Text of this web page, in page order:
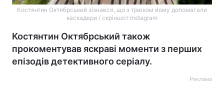
Костянтин Октябрський зізнався, що з трюком йому допомагали
каскадери / скріншот Instagram
Костянтин Октябрський також
прокоментував яскраві моменти з перших
епізодів детективного серіалу.
Реклама